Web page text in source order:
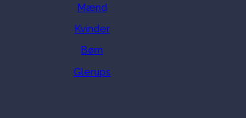
Mænd
Kvinder
Børn
Glerups